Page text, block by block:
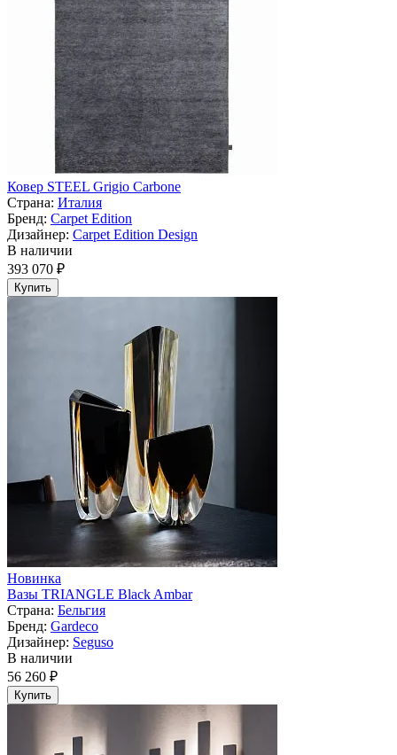
Ковер STEEL Grigio Carbone
Страна: Италия
Бренд: Carpet Edition
Дизайнер: Carpet Edition Design
В наличии
393 070 ₽
Купить
Новинка
Вазы TRIANGLE Black Ambar
Страна: Бельгия
Бренд: Gardeco
Дизайнер: Seguso
В наличии
56 260 ₽
Купить